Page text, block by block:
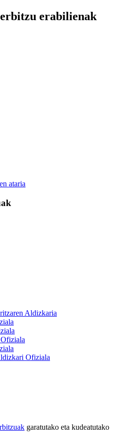
erabilienak
ataria
Aldizkaria
Ofiziala
garatutako eta kudeatutako